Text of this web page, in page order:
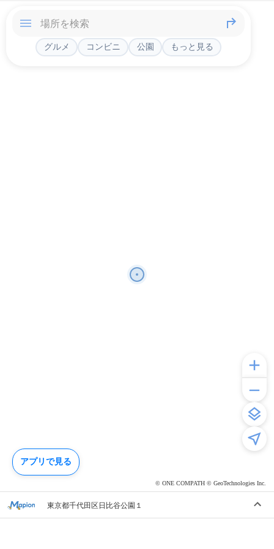
© ONE COMPATH © GeoTechnologies Inc.
グルメ コンビニ 公園 もっと見る
東京都千代田区日比谷公園１
アプリで見る